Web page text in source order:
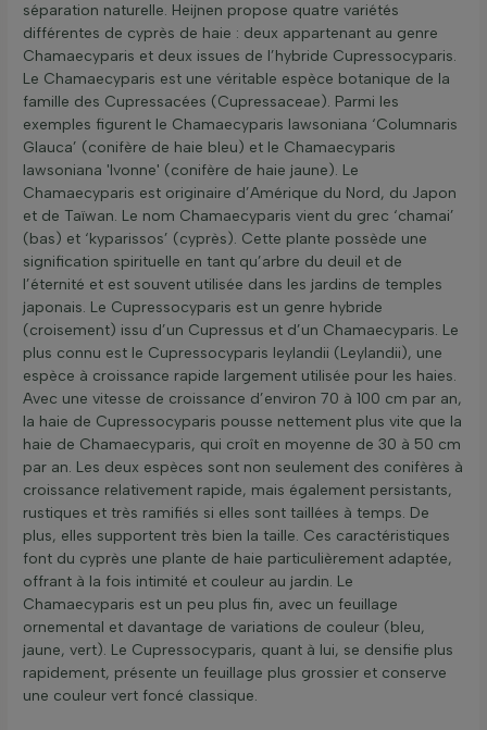
séparation naturelle. Heijnen propose quatre variétés
différentes de cyprès de haie : deux appartenant au genre
Chamaecyparis et deux issues de l’hybride Cupressocyparis.
Le Chamaecyparis est une véritable espèce botanique de la
famille des Cupressacées (Cupressaceae). Parmi les
exemples figurent le Chamaecyparis lawsoniana ‘Columnaris
Glauca’ (conifère de haie bleu) et le Chamaecyparis
lawsoniana 'Ivonne' (conifère de haie jaune). Le
Chamaecyparis est originaire d’Amérique du Nord, du Japon
et de Taïwan. Le nom Chamaecyparis vient du grec ‘chamai’
(bas) et ‘kyparissos’ (cyprès). Cette plante possède une
signification spirituelle en tant qu’arbre du deuil et de
l’éternité et est souvent utilisée dans les jardins de temples
japonais. Le Cupressocyparis est un genre hybride
(croisement) issu d’un Cupressus et d’un Chamaecyparis. Le
plus connu est le Cupressocyparis leylandii (Leylandii), une
espèce à croissance rapide largement utilisée pour les haies.
Avec une vitesse de croissance d’environ 70 à 100 cm par an,
la haie de Cupressocyparis pousse nettement plus vite que la
haie de Chamaecyparis, qui croît en moyenne de 30 à 50 cm
par an. Les deux espèces sont non seulement des conifères à
croissance relativement rapide, mais également persistants,
rustiques et très ramifiés si elles sont taillées à temps. De
plus, elles supportent très bien la taille. Ces caractéristiques
font du cyprès une plante de haie particulièrement adaptée,
offrant à la fois intimité et couleur au jardin. Le
Chamaecyparis est un peu plus fin, avec un feuillage
ornemental et davantage de variations de couleur (bleu,
jaune, vert). Le Cupressocyparis, quant à lui, se densifie plus
rapidement, présente un feuillage plus grossier et conserve
une couleur vert foncé classique.